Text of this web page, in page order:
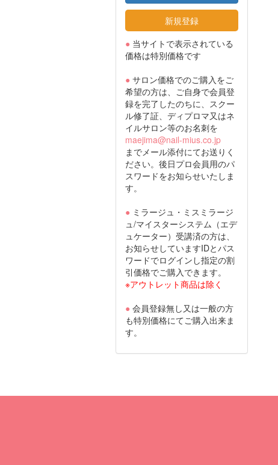
新規登録
● 当サイトで表示されている
価格は特別価格です
● サロン価格でのご購入をご
希望の方は、ご自身で会員登
録を完了したのちに、スクー
ル修了証、ディプロマ又はネ
イルサロン等のお名刺を
maejima@nail-mius.co.jp
までメール添付にてお送りく
ださい。後日プロ会員用のパ
スワードをお知らせいたしま
す。
● ミラージュ・ミスミラージ
ュ/マイスターシステム（エデ
ュケーター）受講済の方は、
お知らせしていますIDとパス
ワードでログインし指定の割
引価格でご購入できます。
※アウトレット商品は除く
● 会員登録無し又は一般の方
も特別価格にてご購入出来ま
す。